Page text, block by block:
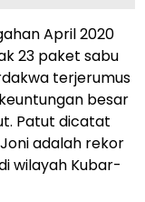
April 2020
23 paket sabu
terjerumus
besar
Patut dicatat
adalah rekor
wilayah Kubar-